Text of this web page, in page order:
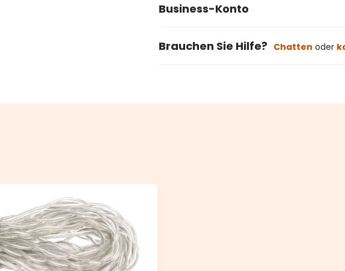
Business-Konto
Brauchen Sie Hilfe? Chatten oder